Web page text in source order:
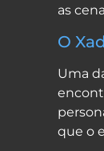
as
O
Uma
que o